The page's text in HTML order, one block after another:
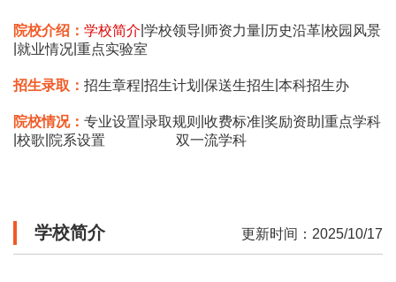
院校介绍： 学校简介 学校领导 师资力量 历史沿革 校园风景
就业情况 重点实验室
招生录取： 招生章程 招生计划 保送生招生 本科招生办
院校情况： 专业设置 录取规则 收费标准 奖励资助 重点学科
校歌 院系设置 双一流学科
学校简介 更新时间：2025/10/17